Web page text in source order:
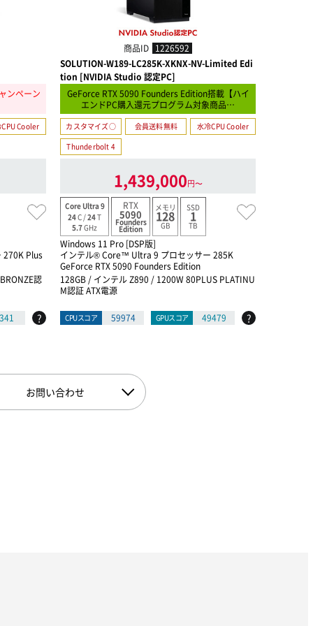
ンペーン
Cooler
Plus
認
?
商品ID 1226592
SOLUTION-W189-LC285K-XKNX-NV-Limited Edi
tion [NVIDIA Studio 認定PC]
GeForce RTX 5090 Founders Edition搭載【ハイ
エンドPC購入還元プログラム対象商品…
カスタマイズ○ 会員送料無料
水冷CPU Cooler
Thunderbolt 4
1,439,000円〜
Core Ultra 9
24C /24T
5.7GHz
RTX
5090
Founders
Edition
メモリ
128
GB
SSD
1
TB
Windows 11 Pro [DSP版]
インテル® Core™ Ultra 9 プロセッサー 285K
GeForce RTX 5090 Founders Edition
128GB / インテル Z890 / 1200W 80PLUS PLATINU
M認証 ATX電源
CPUスコア 59974 GPUスコア 49479 ?
お問い合わせ